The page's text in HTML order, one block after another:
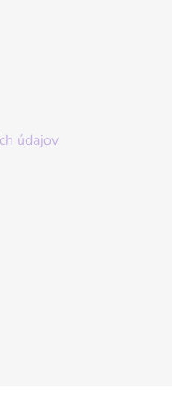
údajov